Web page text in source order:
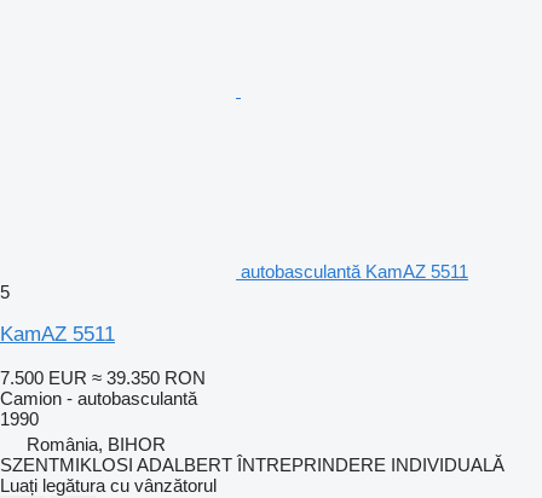
autobasculantă KamAZ 5511
5
KamAZ 5511
7.500 EUR ≈ 39.350 RON
Camion - autobasculantă
1990
România, BIHOR
SZENTMIKLOSI ADALBERT ÎNTREPRINDERE INDIVIDUALĂ
Luați legătura cu vânzătorul